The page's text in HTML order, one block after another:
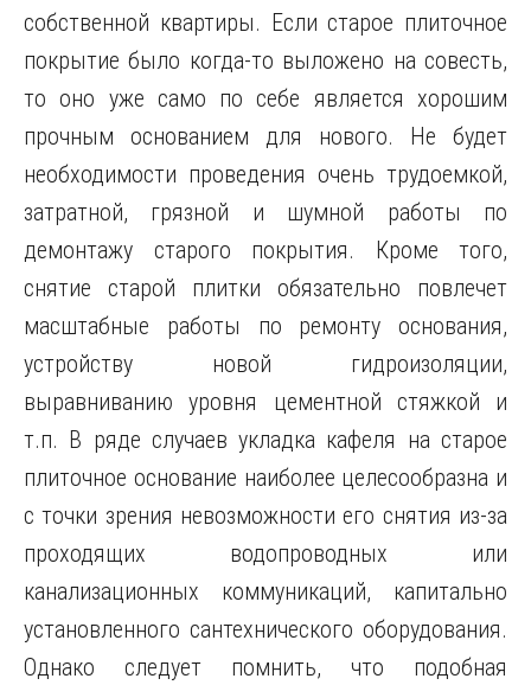
собственной квартиры. Если старое плиточное
покрытие было когда-то выложено на совесть,
то оно уже само по себе является хорошим
прочным основанием для нового. Не будет
необходимости проведения очень трудоемкой,
затратной, грязной и шумной работы по
демонтажу старого покрытия. Кроме того,
снятие старой плитки обязательно повлечет
масштабные работы по ремонту основания,
устройству новой гидроизоляции,
выравниванию уровня цементной стяжкой и
т.п. В ряде случаев укладка кафеля на старое
плиточное основание наиболее целесообразна и
с точки зрения невозможности его снятия из-за
проходящих водопроводных или
канализационных коммуникаций, капитально
установленного сантехнического оборудования.
Однако следует помнить, что подобная